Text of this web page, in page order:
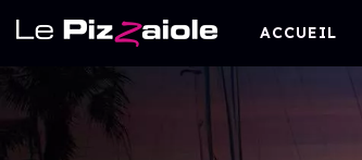
ACCUEIL